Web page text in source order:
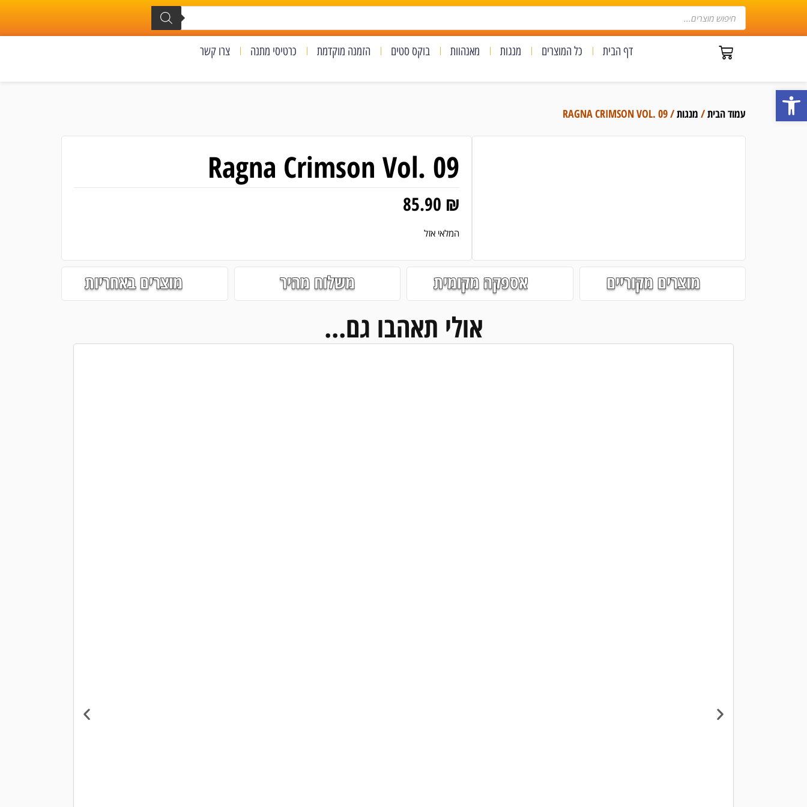
פתח סרגל נגישות
דף הבית כל המוצרים מנגות מאנהוות בוקס סטים הזמנה מוקדמת כרטיסי מתנה צרו קשר
עמוד הבית/ מנגות/ RAGNA CRIMSON VOL. 09
Ragna Crimson Vol. 09
85.90 ₪
המלאי אזל
מוצרים מקוריים אספקה מקומית משלוח מהיר מוצרים באחריות
אולי תאהבו גם...